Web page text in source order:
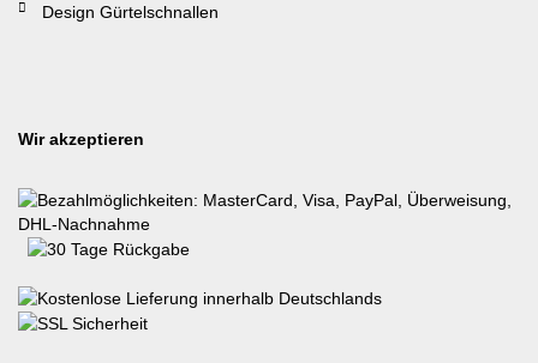
Design Gürtelschnallen
Wir akzeptieren